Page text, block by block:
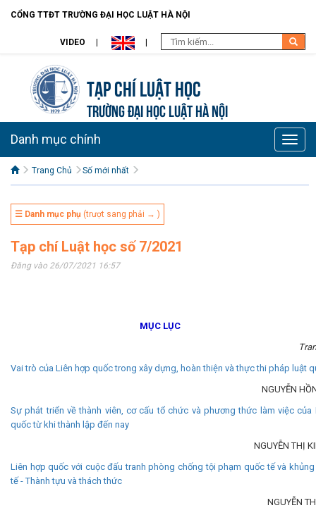
CỔNG TTĐT TRƯỜNG ĐẠI HỌC LUẬT HÀ NỘI
VIDEO
Tạp chí Luật học
TRƯỜNG ĐẠI HỌC LUẬT HÀ NỘI
Toggle
Danh mục chính
Trang Chủ Số mới nhất
☰ Danh mục phụ (trượt sang phải → )
Tạp chí Luật học số 7/2021
Đăng vào 26/07/2021 16:57
MỤC LỤC
Vai trò của Liên hợp quốc trong xây dựng, hoàn thiện và thực thi pháp luật
NGUYỄN HỒNG
Sự phát triển về thành viên, cơ cấu tổ chức và phương thức làm việc của
quốc từ khi thành lập đến nay
NGUYỄN THỊ
Liên hợp quốc với cuộc đấu tranh phòng chống tội phạm quốc tế và
tế - Thành tựu và thách thức
NGUYỄN